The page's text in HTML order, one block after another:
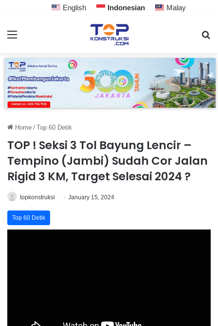
English Indonesian Malay
Home / Top 60 Detik
TOP ! Seksi 3 Tol Bayung Lencir –
Tempino (Jambi) Sudah Cor Jalan
Rigid 3 KM, Target Selesai 2024 ?
topkonstruksi January 15, 2024
Top 60 Detik